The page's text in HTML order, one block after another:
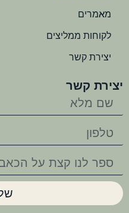
מאמרים
לקוחות ממליצים
יצירת קשר
יצירת קשר